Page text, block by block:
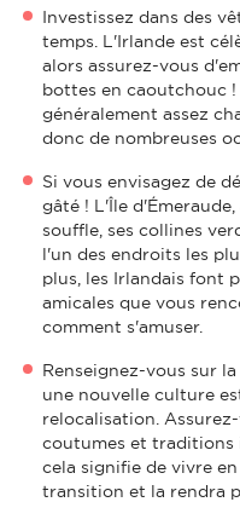
Investissez dans des
temps. L'Irlande est
alors assurez-vous
bottes en caoutchouc !
généralement assez
donc de nombreuses
Si vous envisagez de
gâté ! L'Île
souffle, ses collines
l'un des endroits les
plus, les Irlandais font
amicales que vous
comment s'amuser.
Renseignez-vous sur
une nouvelle culture
relocalisation.
coutumes et traditions
cela signifie de vivre
transition et la rendra